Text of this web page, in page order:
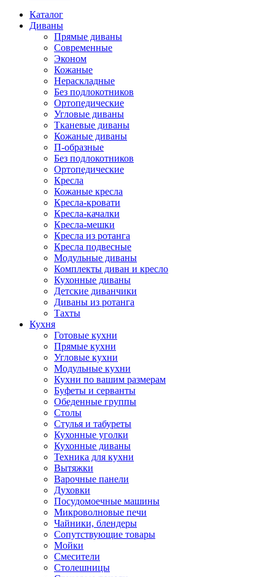
Каталог
Диваны
Прямые диваны
Современные
Эконом
Кожаные
Нераскладные
Без подлокотников
Ортопедические
Угловые диваны
Тканевые диваны
Кожаные диваны
П-образные
Без подлокотников
Ортопедические
Кресла
Кожаные кресла
Кресла-кровати
Кресла-качалки
Кресла-мешки
Кресла из ротанга
Кресла подвесные
Модульные диваны
Комплекты диван и кресло
Кухонные диваны
Детские диванчики
Диваны из ротанга
Тахты
Кухня
Готовые кухни
Прямые кухни
Угловые кухни
Модульные кухни
Кухни по вашим размерам
Буфеты и серванты
Обеденные группы
Столы
Стулья и табуреты
Кухонные уголки
Кухонные диваны
Техника для кухни
Вытяжки
Варочные панели
Духовки
Посудомоечные машины
Микроволновые печи
Чайники, блендеры
Сопутствующие товары
Мойки
Смесители
Столешницы